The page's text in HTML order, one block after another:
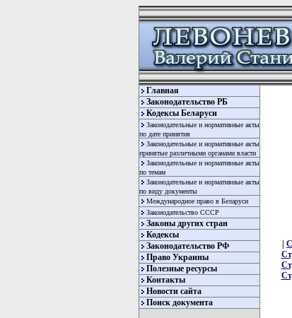
Главная
Законодательство РБ
Кодексы Беларуси
Законодательные и нормативные акты
по дате принятия
Законодательные и нормативные акты
принятые различными органами власти
Законодательные и нормативные акты
по темам
Законодательные и нормативные акты
по виду документы
Международное право в Беларуси
Законодательство СССР
Законы других стран
Кодексы
Законодательство РФ
Право Украины
Полезные ресурсы
Контакты
Новости сайта
Поиск документа